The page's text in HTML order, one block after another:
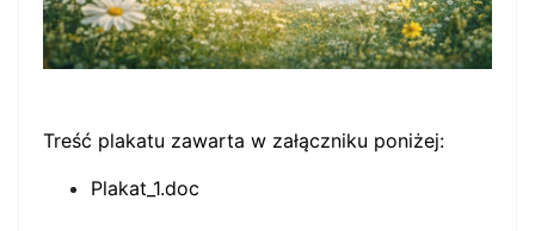
Treść plakatu zawarta w załączniku poniżej:
Plakat_1.doc